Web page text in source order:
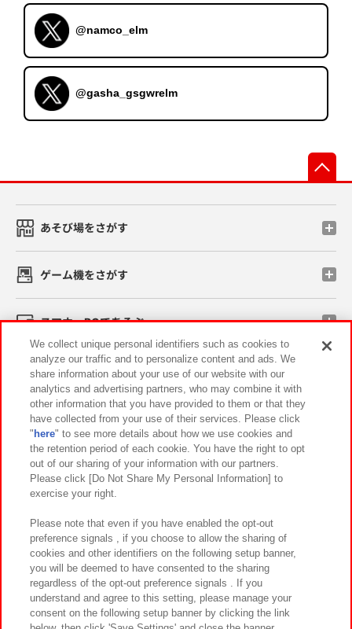
@namco_elm
@gasha_gsgwrelm
あそび場をさがす
ゲーム機をさがす
スマホ・PCであそぶ
イベント・キャンペーン
関連会社 サステナビリティ サイトポリシー
プライバシーポリシー ウェブアクセシビリティ方針と検証結果
お取引先さまとともに
カスタマーハラスメント対応方針 よくあるご質問・お問い合わせ
We collect unique personal identifiers such as cookies to
analyze our traffic and to personalize content and ads. We
share information about your use of our website with our
analytics and advertising partners, who may combine it with
other information that you have provided to them or that they
have collected from your use of their services. Please click
" here" to see more details about how we use cookies and
the retention period of each cookie. You have the right to opt
out of our sharing of your information with our partners.
Please click [Do Not Share My Personal Information] to
exercise your right.
Please note that even if you have enabled the opt-out
preference signals , if you choose to allow the sharing of
cookies and other identifiers on the following setup banner,
you will be deemed to have consented to the sharing
regardless of the opt-out preference signals . If you
understand and agree to this setting, please manage your
consent on the following setup banner by clicking the link